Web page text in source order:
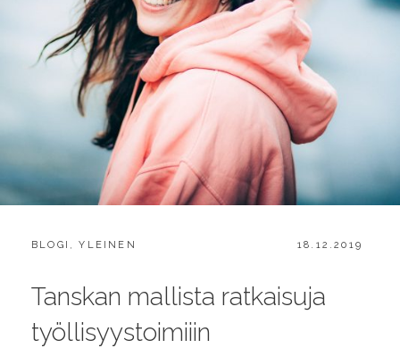
CATEGORIES:
BLOGI ,YLEINEN
POSTED
18.12.2019
Tanskan mallista ratkaisuja
työllisyystoimiiin